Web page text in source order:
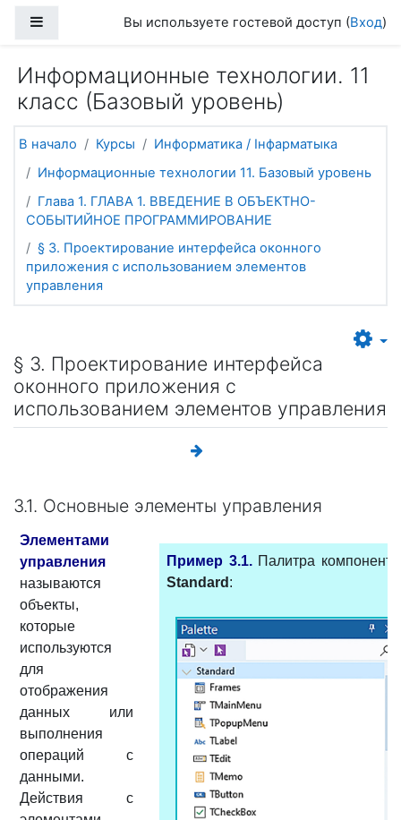
Боковая панельВы используете гостевой доступ (Вход)
Информационные технологии. 11
класс (Базовый уровень)
В начало Курсы
Информатика / Інфарматыка
Информационные технологии 11. Базовый уровень
Глава 1. ГЛАВА 1. ВВЕДЕНИЕ В ОБЪЕКТНО-
СОБЫТИЙНОЕ ПРОГРАММИРОВАНИЕ
§ 3. Проектирование интерфейса оконного
приложения с использованием элементов
управления
§ 3. Проектирование интерфейса
оконного приложения с
использованием элементов управления
3.1. Основные элементы управления
Элементами
управления
называются
объекты,
которые
используются
для
отображения
данных или
выполнения
операций с
данными.
Действия с
Пример 3.1. Палитра
Standard :